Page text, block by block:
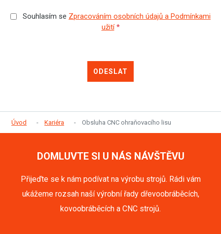
Souhlasím se Zpracováním osobních údajů a Podmínkami
užití *
ODESLAT
Úvod Kariéra Obsluha CNC ohraňovacího lisu
DOMLUVTE SI U NÁS NÁVŠTĚVU
Přijeďte se k nám podívat na výrobu strojů. Rádi vám
ukážeme rozsah naší výrobní řady dřevoobráběcích,
kovoobráběcích a CNC strojů.